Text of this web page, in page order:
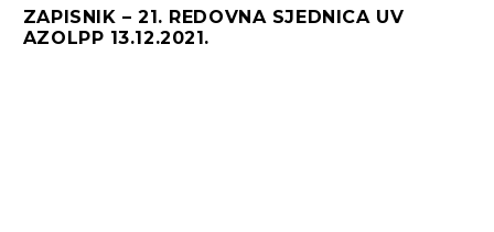
ZAPISNIK – 21. REDOVNA SJEDNICA UV
AZOLPP 13.12.2021.